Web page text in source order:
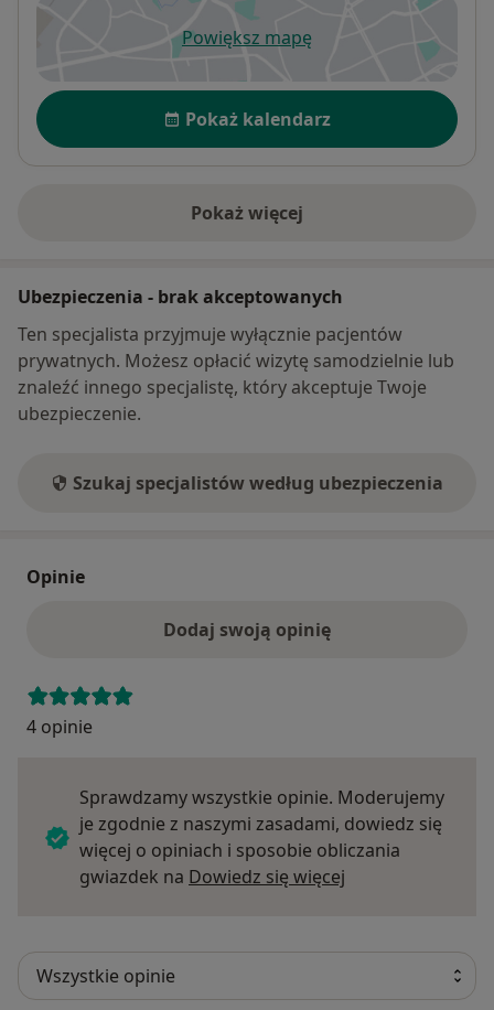
Powiększ mapęotwiera się w nowej karcie
Dostępność
Pokaż kalendarz
Pokaż więcej
o adresie
Ubezpieczenia - brak akceptowanych
Ten specjalista przyjmuje wyłącznie pacjentów
prywatnych. Możesz opłacić wizytę samodzielnie lub
znaleźć innego specjalistę, który akceptuje Twoje
ubezpieczenie.
Szukaj specjalistów według ubezpieczenia
Opinie
Dodaj swoją opinię
4 opinie
Sprawdzamy wszystkie opinie. Moderujemy
je zgodnie z naszymi zasadami, dowiedz się
więcej o opiniach i sposobie obliczania
gwiazdek na Dowiedz się więcej